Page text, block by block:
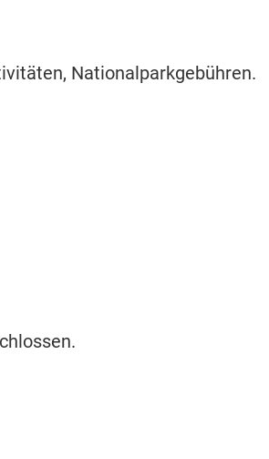
Nationalparkgebühren.